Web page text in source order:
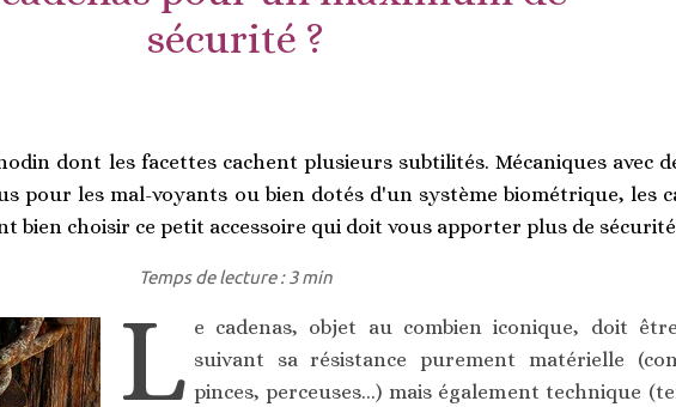
sécurité ?
dont les facettes cachent plusieurs subtilités. Mécaniques avec
pour les mal-voyants ou bien dotés d'un système biométrique, les
bien choisir ce petit accessoire qui doit vous apporter plus de
Temps de lecture : 3 min
L e cadenas, objet au combien iconique, doit
suivant sa résistance purement matérielle
pinces, perceuses...) mais également technique